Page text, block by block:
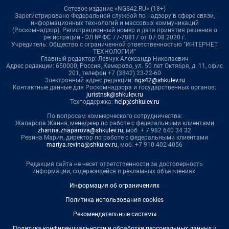
Сетевое издание «NGS42.RU» (18+)
Зарегистрировано Федеральной службой по надзору в сфере связи,
информационных технологий и массовых коммуникаций
(Роскомнадзор). Регистрационный номер и дата принятия решения о
регистрации - ЭЛ № ФС 77-78817 от 07.08.2020 г.
Учредитель: Общество с ограниченной ответственностью "ИНТЕРНЕТ
ТЕХНОЛОГИИ"
Главный редактор: Левчук Александр Николаевич
Адрес редакции: 650000, Россия, Кемерово, ул. 50 лет Октября, д. 11, офис
201, телефон +7 (3842) 23-22-60
Электронный адрес редакции: ngs42@shkulev.ru
Контактные данные для Роскомнадзора и государственных органов:
juristnsk@shkulev.ru
Техподдержка: help@shkulev.ru
По вопросам коммерческого сотрудничества:
Жапарова Жанна, менеджер по работе с федеральными клиентами
zhanna.zhaparova@shkulev.ru, моб. + 7 982 640 34 32
Ревина Мария, директор по работе с федеральными клиентами
mariya.revina@shkulev.ru, моб. +7 910 402 4056
Редакция сайта не несет ответственности за достоверность
информации, содержащейся в рекламных объявлениях.
Информация об ограничениях
Политика использования cookies
Рекомендательные системы